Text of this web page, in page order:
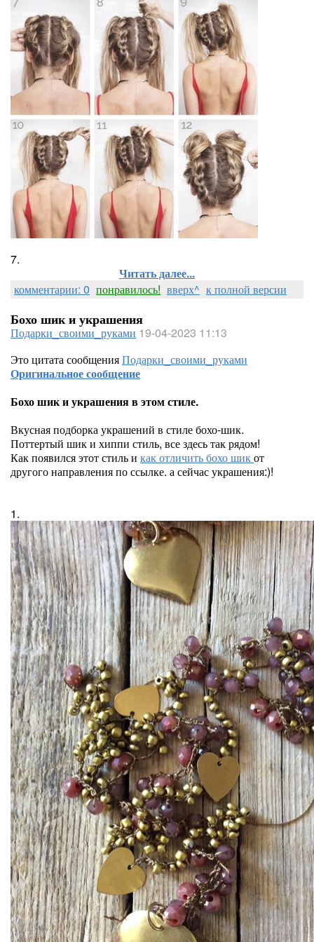
7.
Читать далее...
комментарии: 0 понравилось! вверх^ к полной версии
Бохо шик и украшения
Подарки_своими_руками 19-04-2023 11:13
Это цитата сообщенияПодарки_своими_руками
Оригинальное сообщение
Бохо шик и украшения в этом стиле.
Вкусная подборка украшений в стиле бохо-шик.
Поттертый шик и хиппи стиль, все здесь так рядом!
Как появился этот стиль и как отличить бохо шикот
другого направления по ссылке. а сейчас украшения:)!
1.